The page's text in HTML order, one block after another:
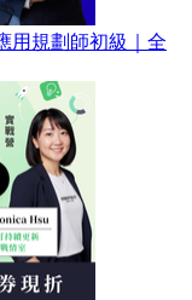
用規劃師初級｜全